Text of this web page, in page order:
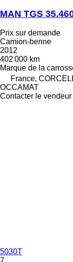
MAN TGS
Prix sur demande
Camion-benne
2012
402 000 km
Marque de la
France,
OCCAMAT
Contacter le vendeur
5030T